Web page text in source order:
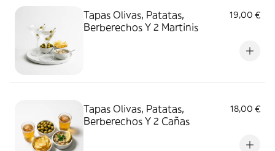
Tapas Olivas, Patatas,
Berberechos Y 2 Martinis
19,00 €
Tapas Olivas, Patatas,
Berberechos Y 2 Cañas
18,00 €